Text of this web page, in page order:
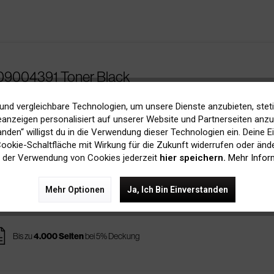
Toner Black
Bis zu4.000 Seitenbei 5% Deckung price231,00 € Ersparnis
zur original Patrone
Toner Black
Bis zu4.000 Seitenbei 5% Deckung
vergleichbare Technologien, um unsere Dienste anzubieten,
personalisiert auf unserer Website und Partnerseiten
willigst du in die Verwendung dieser Technologien ein. Deine
Schaltfläche mit Wirkung für die Zukunft widerrufen oder
Verwendung von Cookies jederzeit hier speichern. Mehr
Mehr Optionen Ja, Ich Bin Einverstanden